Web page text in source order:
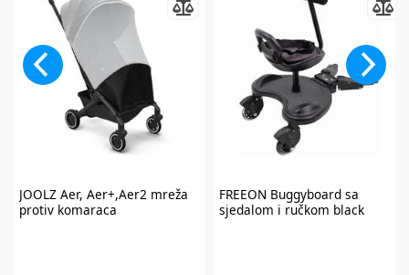
JOOLZAer, Aer+,Aer2 mreža
protiv komaraca
FREEON Buggyboard sa
sjedalom i ručkom black